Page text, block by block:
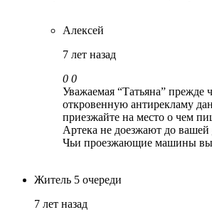
Алексей
7 лет назад
0 0
Уважаемая “Татьяна” прежде
откровенную антирекламу
приезжайте на место о чем
Артека не доезжают до
Чьи проезжающие машины
Житель 5 очереди
7 лет назад